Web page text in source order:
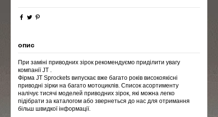
опис
При заміні приводних зірок рекомендуємо приділити увагу
компанії JT .
Фірма JT Sprockets випускає вже багато років високоякісні
приводні зірки на багато мотоциклів. Список асортименту
налічує тисячі моделей приводних зірок, які можна легко
підібрати за каталогом або звернетьсядо нас для отримання
більш швидкої інформації.